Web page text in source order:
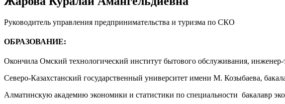
Руководитель управления предпринимательства и туризма по СКО
ОБРАЗОВАНИЕ:
Окончила Омский технологический институт бытового обслуживания, инженер-
Северо-Казахстанский государственный университет имени М. Козыбаева,
Алматинскую академию экономики и статистики по специальности бакалавр